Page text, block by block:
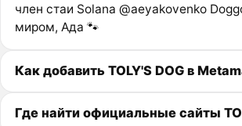
член стаи Solana @aeyakovenko
миром, Ада 🐾
Как добавить TOLY'S DOG в
Где найти официальные сайты